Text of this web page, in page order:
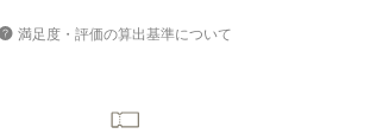
満足度・評価の算出基準について